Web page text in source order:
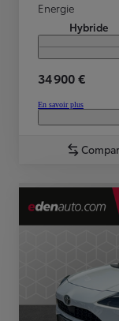
Energie
Hybride
34 900 €
En savoir plus